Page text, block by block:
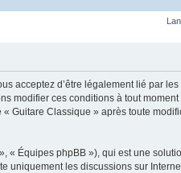
acceptez d’être légalement lié par
modifier ces conditions à tout
Guitare Classique » après toute
« Équipes phpBB »), qui est une
uniquement les discussions sur